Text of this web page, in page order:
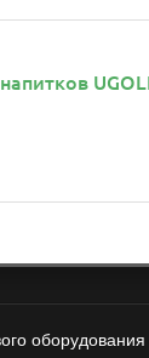
оборудования